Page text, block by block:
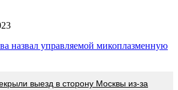
назвал управляемой микоплазменную
выезд в сторону Москвы из-за